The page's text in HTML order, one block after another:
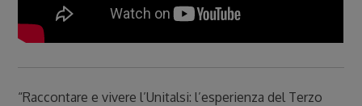
“Raccontare e vivere l’Unitalsi: l’esperienza del Terzo